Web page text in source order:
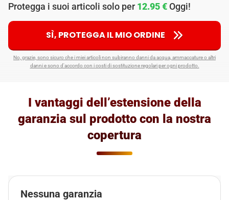
Protegga i suoi articoli solo per12.95 € Oggi!
SÌ, PROTEGGA IL MIO ORDINE
No, grazie, sono sicuro che i miei articoli non subiranno danni da acqua, ammaccature o altri
danni e sono d'accordo con i costi di sostituzione regolari per ogni prodotto.
I vantaggi dell’estensione della
garanzia sul prodotto con la nostra
copertura
Nessuna garanzia